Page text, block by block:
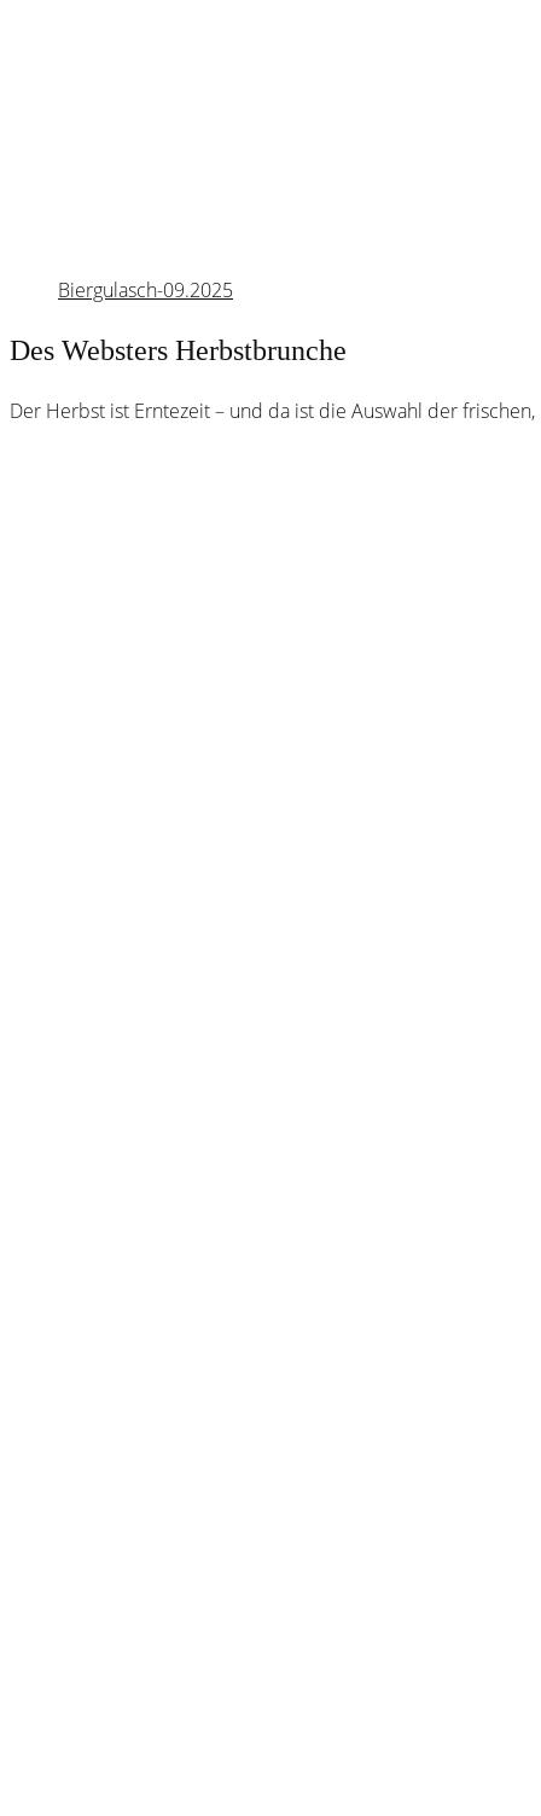
Biergulasch-09.2025
Des Websters Herbstbrunche
Der Herbst ist Erntezeit – und da ist die Auswahl der